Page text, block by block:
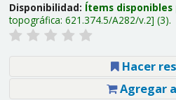
Disponibilidad: Ítems
topográfica: 621.374.5/A282/v.2 (3).
Hacer
Agregar